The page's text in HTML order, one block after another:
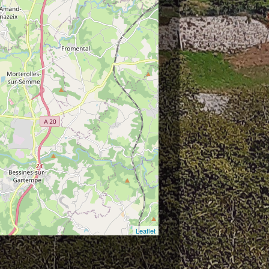
Leaflet